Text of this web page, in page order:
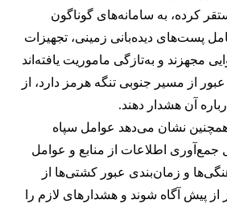
کرده، به سامانه‌های گوناگون
پست‌های دیده‌بانی زمینی، تجهیزات
مجهزند و به‌تازگی ماموریت یافته‌اند
از مسیر جنوبی تنگه هرمز دارد، از
آن هشدار دهند.
همچنین نشان می‌دهد عوامل سپاه
اطلاعات از منابع و عوامل
و زمان‌بندی عبور کشتی‌ها از
پیش آگاه شوند و هشدارهای لازم را